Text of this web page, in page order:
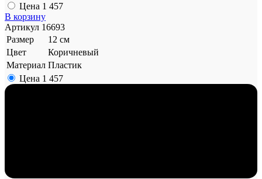
Цена 1 457
В корзину
Артикул 16693
Размер
12 см
Цвет
Коричневый
Материал Пластик
Цена 1 457